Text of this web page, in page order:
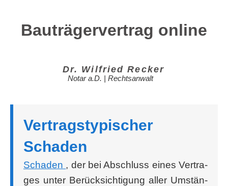
Bauträgervertrag online
Dr. Wil­fried Recker
Notar a.D. | Rechtsanwalt
Ver­trags­ty­pi­scher
Schaden
Scha­den , der bei Abschluss eines Ver­tra­
ges unter Berück­sich­ti­gung aller Umstän­